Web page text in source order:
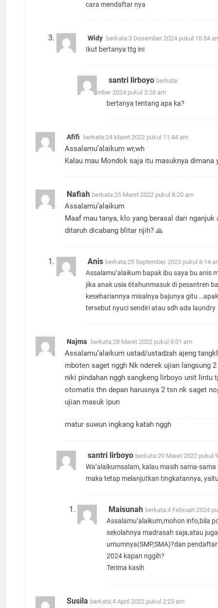
cara mendaftar nya
Widy berkata:3 Desember 2024 pukul 10:54
Ikut bertanya ttg ini
santri lirboyo berkata:
4 Desember 2024 pukul 3:28 am
bertanya tentang apa ka?
Afifi berkata:24 Maret 2022 pukul 11:44 am
Assalamu’alaikum wr,wh
Kalau mau Mondok saja itu masuknya dimana
Nafiah berkata:25 Maret 2022 pukul 8:20 am
Assalamu’alaikum
Maaf mau tanya, klo yang berasal dari nganjuk
ditaruh dicabang blitar njih? 🙏
Anis berkata:25 September 2023 pukul 6:14
Assalamu’alaikum bapak ibu saya bu anis
jika anak usia 6tahunmasuk di pesantren
kesehariannya misalnya bajunya gitu
tersebut nyuci sendiri atau sdh ada laundry
Najma berkata:28 Maret 2022 pukul 8:01 am
Assalamu’alaikum ustad/ustadzah ajeng
mboten saget nggh Nk nderek ujian langsung
niki pindahan nggh sangkeng lirboyo unit lintu
otomatis thn depan harusnya 2 tsn nk saget
ujian masuk ipun
matur suwun ingkang katah nggh
santri lirboyo berkata:29 Maret 2022 pukul
Wa’alaikumsalam, kalau masih sama-sama
maka tetap melanjutkan tingkatannya,
Maisunah berkata:4 Februari 2024
Assalamu’alaikum,mohon info,bila
sekolahnya madrasah saja,atau
umumnya(SMP,SMA)?dan
2024 kapan nggih?
Terima kasih
Susila berkata:4 April 2022 pukul 2:23 am